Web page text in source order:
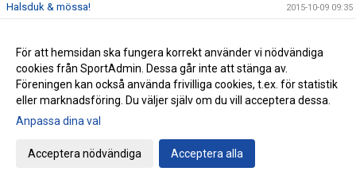
Halsduk & mössa! 2015-10-09 09:35
Träningstider 15/16 2015-09-25 09:48
Nya hemsidan under uppbyggnad! 2015-09-16 00:37
Gå till Webbversion
För att hemsidan ska fungera korrekt använder vi nödvändiga
cookies från SportAdmin. Dessa går inte att stänga av.
Föreningen kan också använda frivilliga cookies, t.ex. för statistik
eller marknadsföring. Du väljer själv om du vill acceptera dessa.
Anpassa dina val
Acceptera nödvändiga Acceptera alla